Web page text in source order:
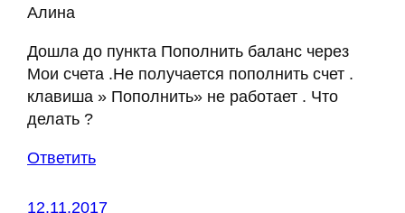
Алина
Дошла до пункта Пополнить баланс через
Мои счета .Не получается пополнить счет .
клавиша » Пополнить» не работает . Что
делать ?
Ответить
12.11.2017